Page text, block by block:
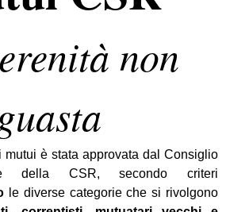
non
mutui è stata approvata dal Consiglio
della CSR, secondo criteri
le diverse categorie che si rivolgono